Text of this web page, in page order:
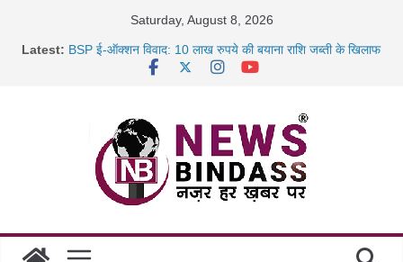
Saturday, August 8, 2026
Latest: BSP ई-ऑक्शन विवाद: 10 लाख रुपये की बयाना राशि जब्ती के खिलाफ
साइबर ठगी पर दुर्ग पुलिस का बड़ा एक्शन: 13 म्यूल बैंक खाताधारक
गिरफ्तार